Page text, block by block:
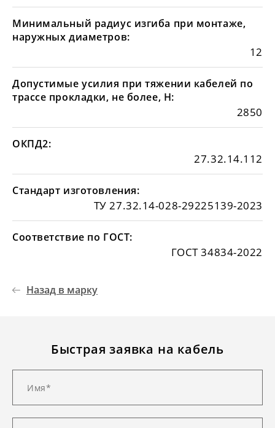
Минимальный радиус изгиба при монтаже,
наружных диаметров:
12
Допустимые усилия при тяжении кабелей по
трассе прокладки, не более, Н:
2850
ОКПД2:
27.32.14.112
Стандарт изготовления:
ТУ 27.32.14-028-29225139-2023
Соответствие по ГОСТ:
ГОСТ 34834-2022
Назад в марку
Быстрая заявка на кабель